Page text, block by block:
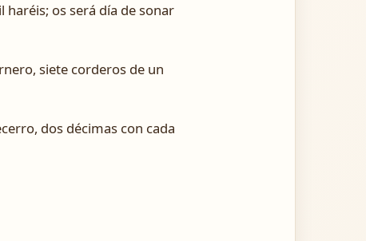
os será día de sonar
siete corderos de un
dos décimas con cada